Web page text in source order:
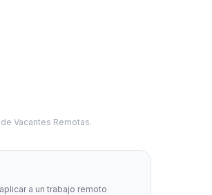
Vacantes Remotas.
a un trabajo remoto